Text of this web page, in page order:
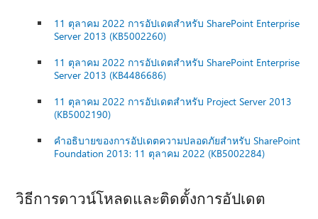
11 ตุลาคม 2022 การอัปเดตสําหรับ SharePoint Enterprise
Server 2013 (KB5002260)
11 ตุลาคม 2022 การอัปเดตสําหรับ SharePoint Enterprise
Server 2013 (KB4486686)
11 ตุลาคม 2022 การอัปเดตสําหรับ Project Server 2013
(KB5002190)
คําอธิบายของการอัปเดตความปลอดภัยสําหรับ SharePoint
Foundation 2013: 11 ตุลาคม 2022 (KB5002284)
วิธีการดาวน์โหลดและติดตั้งการอัปเดต